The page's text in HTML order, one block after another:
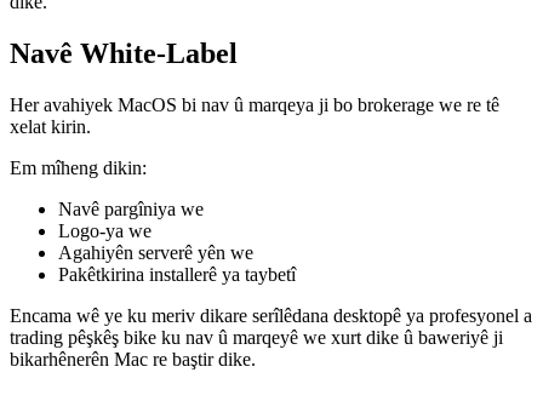
Navê White-Label
Her avahiyek MacOS bi nav û marqeya ji bo brokerage we re tê
xelat kirin.
Em mîheng dikin:
Navê pargîniya we
Logo-ya we
Agahiyên serverê yên we
Pakêtkirina installerê ya taybetî
Encama wê ye ku meriv dikare serîlêdana desktopê ya profesyonel a
trading pêşkêş bike ku nav û marqeyê we xurt dike û baweriyê ji
bikarhênerên Mac re baştir dike.